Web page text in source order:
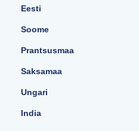
Eesti
Soome
Prantsusmaa
Saksamaa
Ungari
India